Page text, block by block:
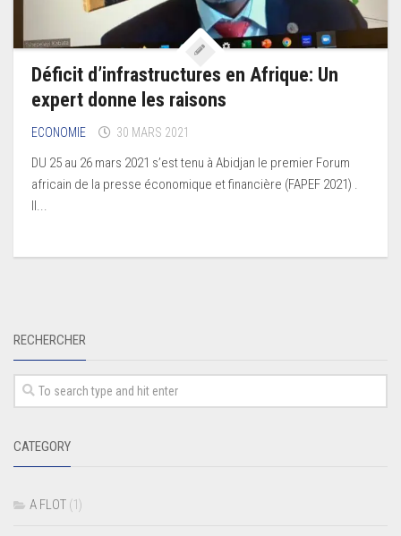
Déficit d’infrastructures en Afrique: Un
expert donne les raisons
ECONOMIE 30 MARS 2021
DU 25 au 26 mars 2021 s’est tenu à Abidjan le premier Forum
africain de la presse économique et financière (FAPEF 2021) .
Il...
RECHERCHER
CATEGORY
A FLOT (1)